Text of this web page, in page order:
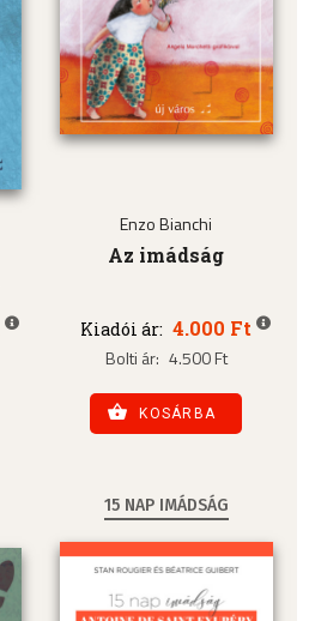
Enzo Bianchi
Az imádság
Kiadói ár: 4.000 Ft
Bolti ár: 4.500 Ft
KOSÁRBA
15 NAP IMÁDSÁG